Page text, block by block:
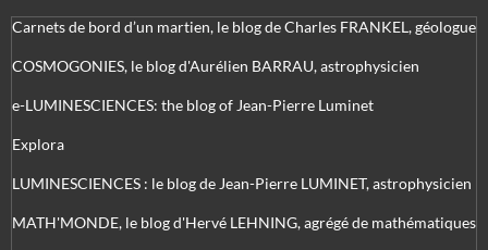
Carnets de bord d’un martien, le blog de Charles FRANKEL, géologue
COSMOGONIES, le blog d'Aurélien BARRAU, astrophysicien
e-LUMINESCIENCES: the blog of Jean-Pierre Luminet
Explora
LUMINESCIENCES : le blog de Jean-Pierre LUMINET, astrophysicien
MATH'MONDE, le blog d'Hervé LEHNING, agrégé de mathématiques